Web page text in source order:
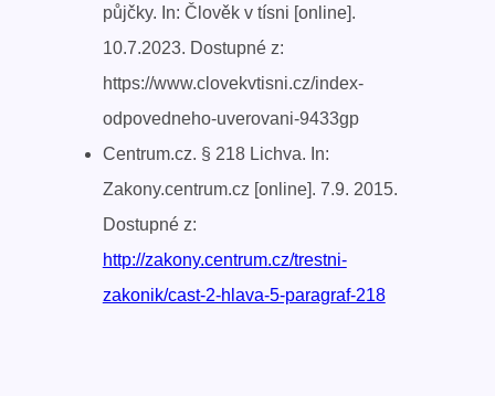
půjčky. In: Člověk v tísni [online].
10.7.2023. Dostupné z:
https://www.clovekvtisni.cz/index-
odpovedneho-uverovani-9433gp
Centrum.cz. § 218 Lichva. In:
Zakony.centrum.cz [online]. 7.9. 2015.
Dostupné z:
http://zakony.centrum.cz/trestni-
zakonik/cast-2-hlava-5-paragraf-218